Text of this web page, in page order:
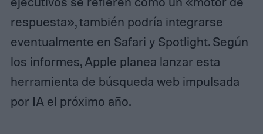
respuesta», también podría integrarse
eventualmente en Safari y Spotlight. Según
los informes, Apple planea lanzar esta
herramienta de búsqueda web impulsada
por IA el próximo año.